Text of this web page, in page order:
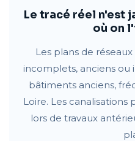
Le tracé réel n'est
où on
Les plans de
incomplets, anciens
bâtiments anciens,
Loire. Les
lors de travaux